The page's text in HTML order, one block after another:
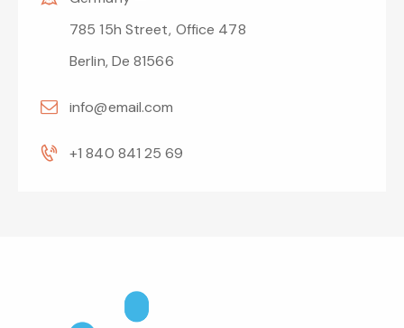
785 15h Street, Office 478
Berlin, De 81566
info@email.com
+1 840 841 25 69